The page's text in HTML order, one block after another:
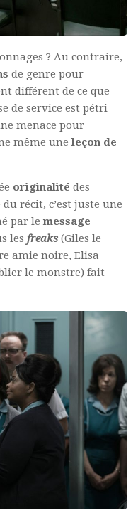
? Au contraire,
de genre pour
différent de ce que
de service est pétri
menace pour
même uneleçon de
originalité des
récit, c’est juste une
par lemessage
les freaks (Giles le
amie noire, Elisa
le monstre) fait